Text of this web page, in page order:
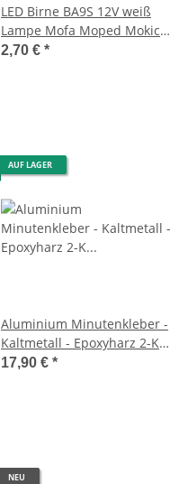
LED Birne BA9S 12V weiß
Lampe Mofa Moped Mokick
Motorrad
2,70 € *
AUF LAGER
Aluminium Minutenkleber -
Kaltmetall - Epoxyharz 2-K
Kleber 24ml -Weicon-
17,90 € *
NEU